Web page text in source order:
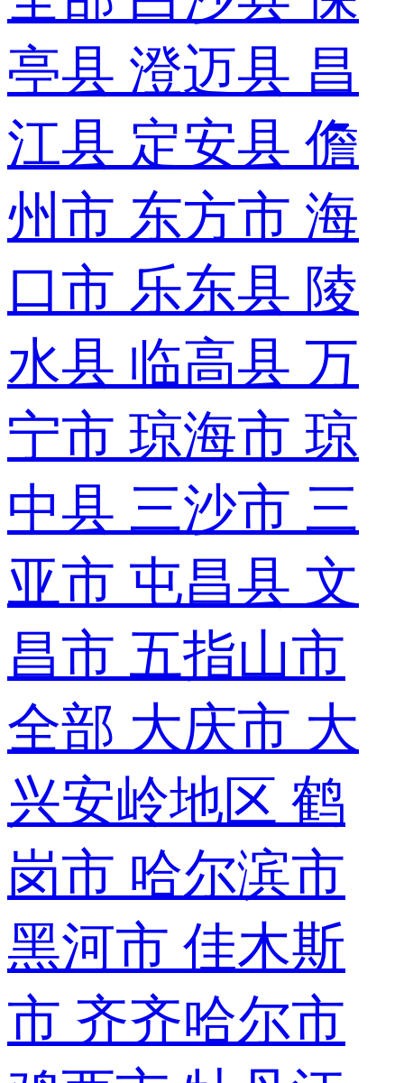
亭县 澄迈县 昌
江县 定安县 儋
州市 东方市 海
口市 乐东县 陵
水县 临高县 万
宁市 琼海市 琼
中县 三沙市 三
亚市 屯昌县 文
昌市 五指山市
全部 大庆市 大
兴安岭地区 鹤
岗市 哈尔滨市
黑河市 佳木斯
市 齐齐哈尔市